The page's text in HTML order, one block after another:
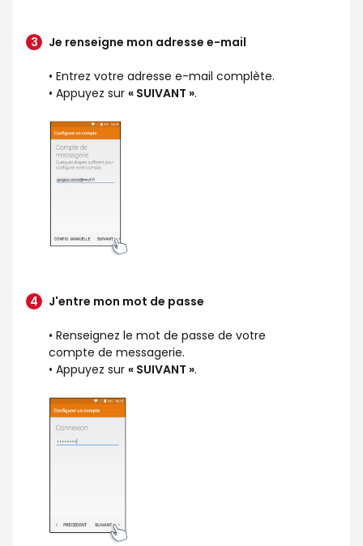
Je renseigne mon adresse e-mail
• Entrez votre adresse e-mail complète.
• Appuyez sur « SUIVANT ».
J'entre mon mot de passe
• Renseignez le mot de passe de votre
compte de messagerie.
• Appuyez sur « SUIVANT ».